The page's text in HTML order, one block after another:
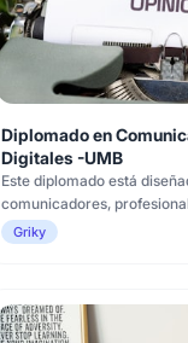
Diplomado en
Digitales -UMB
Este diplomado está
comunicadores,
creadores de contenido
marketing en el uso
cautivador, el diseño e
Griky